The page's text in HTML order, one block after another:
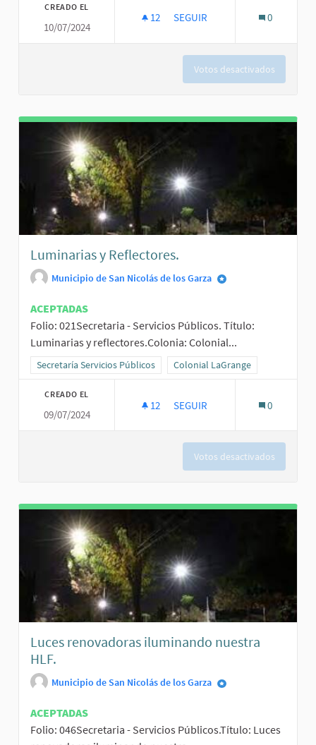
CREADO EL
10/07/2024
12 12 SEGUIDORAS
SEGUIR 0
Votos desactivados
Luminarias y Reflectores.
Municipio de San Nicolás de los Garza
ACEPTADAS
Folio: 021Secretaria - Servicios Públicos. Título:
Luminarias y reflectores.Colonia: Colonial...
Resultados al filtrar por la categoría: Secretaría Servicios Públicos
Secretaría Servicios Públicos Resultados al filtrar por el
Colonial LaGrange
CREADO EL
09/07/2024
12 12 SEGUIDORAS
SEGUIR 0
Votos desactivados
Luces renovadoras iluminando nuestra
HLF.
Municipio de San Nicolás de los Garza
ACEPTADAS
Folio: 046Secretaria - Servicios Públicos.Título: Luces